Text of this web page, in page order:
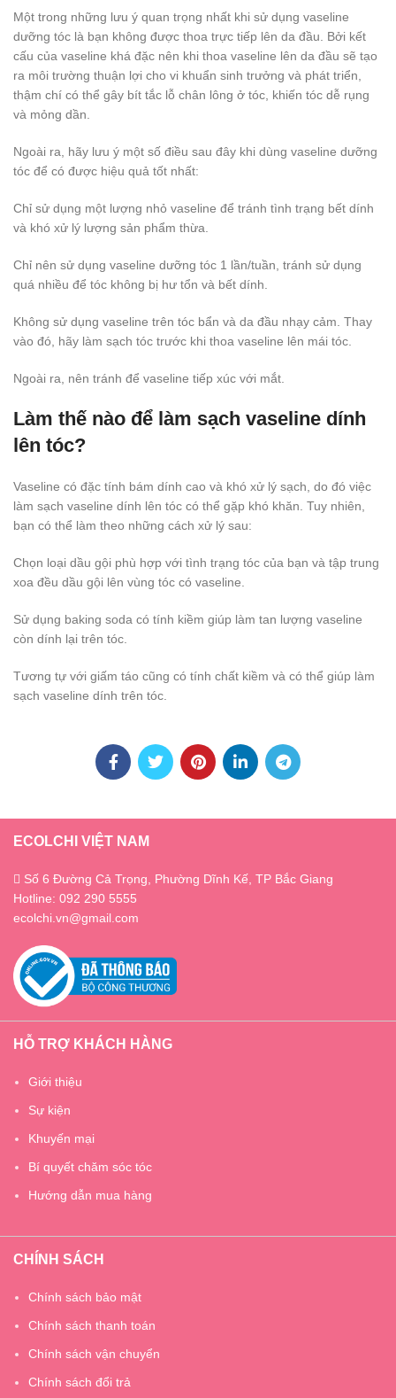
Một trong những lưu ý quan trọng nhất khi sử dụng vaseline
dưỡng tóc là bạn không được thoa trực tiếp lên da đầu. Bởi kết
cấu của vaseline khá đặc nên khi thoa vaseline lên da đầu sẽ tạo
ra môi trường thuận lợi cho vi khuẩn sinh trưởng và phát triển,
thậm chí có thể gây bít tắc lỗ chân lông ở tóc, khiến tóc dễ rụng
và mỏng dần.
Ngoài ra, hãy lưu ý một số điều sau đây khi dùng vaseline dưỡng
tóc để có được hiệu quả tốt nhất:
Chỉ sử dụng một lượng nhỏ vaseline để tránh tình trạng bết dính
và khó xử lý lượng sản phẩm thừa.
Chỉ nên sử dụng vaseline dưỡng tóc 1 lần/tuần, tránh sử dụng
quá nhiều để tóc không bị hư tổn và bết dính.
Không sử dụng vaseline trên tóc bẩn và da đầu nhạy cảm. Thay
vào đó, hãy làm sạch tóc trước khi thoa vaseline lên mái tóc.
Ngoài ra, nên tránh để vaseline tiếp xúc với mắt.
Làm thế nào để làm sạch vaseline dính
lên tóc?
Vaseline có đặc tính bám dính cao và khó xử lý sạch, do đó việc
làm sạch vaseline dính lên tóc có thể gặp khó khăn. Tuy nhiên,
bạn có thể làm theo những cách xử lý sau:
Chọn loại dầu gội phù hợp với tình trạng tóc của bạn và tập trung
xoa đều dầu gội lên vùng tóc có vaseline.
Sử dụng baking soda có tính kiềm giúp làm tan lượng vaseline
còn dính lại trên tóc.
Tương tự với giấm táo cũng có tính chất kiềm và có thể giúp làm
sạch vaseline dính trên tóc.
ECOLCHI VIỆT NAM
Số 6 Đường Cả Trọng, Phường Dĩnh Kế, TP Bắc Giang
Hotline: 092 290 5555
ecolchi.vn@gmail.com
HỖ TRỢ KHÁCH HÀNG
Giới thiệu
Sự kiện
Khuyến mại
Bí quyết chăm sóc tóc
Hướng dẫn mua hàng
CHÍNH SÁCH
Chính sách bảo mật
Chính sách thanh toán
Chính sách vận chuyển
Chính sách đổi trả